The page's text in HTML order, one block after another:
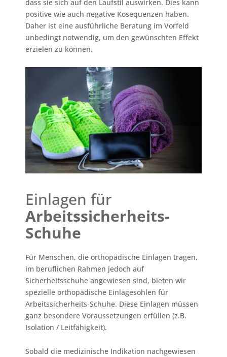
dass sie sich auf den Laufstil auswirken. Dies kann
positive wie auch negative Kosequenzen haben.
Daher ist eine ausführliche Beratung im Vorfeld
unbedingt notwendig, um den gewünschten Effekt
erzielen zu können.
Einlagen für
Arbeitssicherheits-
Schuhe
Für Menschen, die orthopädische Einlagen tragen,
im beruflichen Rahmen jedoch auf
Sicherheitsschuhe angewiesen sind, bieten wir
spezielle orthopädische Einlagesohlen für
Arbeitssicherheits-Schuhe. Diese Einlagen müssen
ganz besondere Voraussetzungen erfüllen (z.B.
Isolation / Leitfähigkeit).
Sobald die medizinische Indikation nachgewiesen